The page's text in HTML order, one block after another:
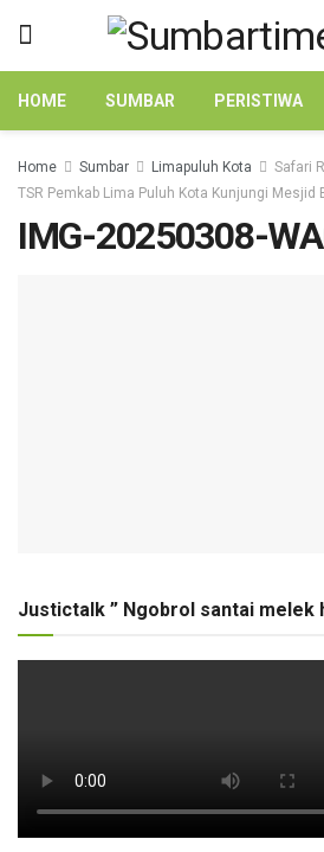
HOME SUMBAR PERISTIWA
Home Sumbar Limapuluh Kota
Safari
TSR Pemkab Lima Puluh Kota Kunjungi Mesjid
IMG-20250308-
Justictalk ” Ngobrol santai melek